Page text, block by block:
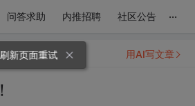
问答求助 内推招聘 社区公告 ...
用AI写文章